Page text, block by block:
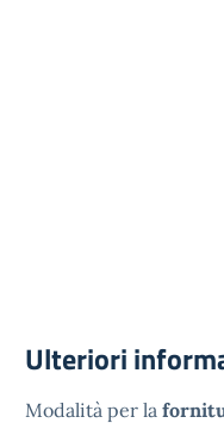
Ulteriori
Modalità per la